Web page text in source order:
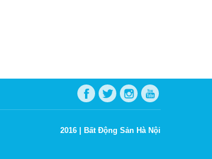
2016 | Bất Động Sản Hà Nội